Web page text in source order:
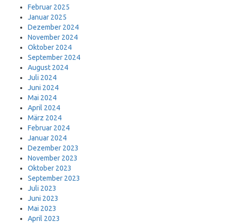
Februar 2025
Januar 2025
Dezember 2024
November 2024
Oktober 2024
September 2024
August 2024
Juli 2024
Juni 2024
Mai 2024
April 2024
März 2024
Februar 2024
Januar 2024
Dezember 2023
November 2023
Oktober 2023
September 2023
Juli 2023
Juni 2023
Mai 2023
April 2023